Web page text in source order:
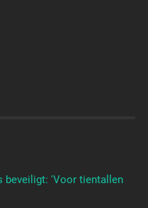
beveiligt: 'Voor tientallen